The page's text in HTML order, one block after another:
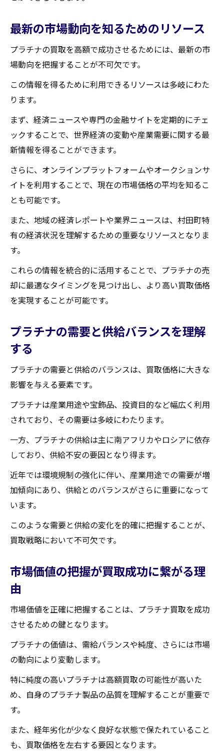
最新の市場動向を知るためのリソース
プラチナの買取を高額で成功させるためには、最新の市
場動向を把握することが不可欠です。
この情報を得るために利用できるリソースは多岐にわた
ります。
まず、経済ニュースや専門の金融サイトを定期的にチェ
ックすることで、世界経済の変動や産業需要に関する最
新情報を得ることができます。
さらに、オンラインプラットフォームやオークションサ
イトを利用することで、現在の市場価格の平均を知るこ
とも可能です。
また、地域の経済レポートや業界ニュースは、村田町特
有の経済状況を理解するための重要なリソースとなりま
す。
これらの情報を統合的に活用することで、プラチナの売
却に最適なタイミングを見つけ出し、より高い買取価格
を実現することが可能です。
プラチナの需要と供給バランスを理解
する
プラチナの需要と供給のバランスは、買取価格に大きな
影響を与える要素です。
プラチナは産業用途や宝飾品、投資目的など幅広く利用
されており、その需要は多岐にわたります。
一方、プラチナの供給は主に南アフリカやロシアに依存
しており、供給不安の要因となり得ます。
近年では環境規制の強化に伴い、産業用途での需要が増
加傾向にあり、供給とのバランスがさらに重要になって
います。
このような需要と供給の変化を的確に把握することが、
買取戦略において不可欠です。
市場価値の把握が買取成功に繋がる理
由
市場価値を正確に把握することは、プラチナ買取を成功
させるための鍵となります。
プラチナの価値は、需給バランスや純度、さらには市場
の動向により変動します。
特に純度の高いプラチナは高額買取の可能性が高いた
め、自身のプラチナ製品の品質を理解することが重要で
す。
また、経年劣化が少なく良好な状態で保たれていること
も、買取価格を左右する要因となります。